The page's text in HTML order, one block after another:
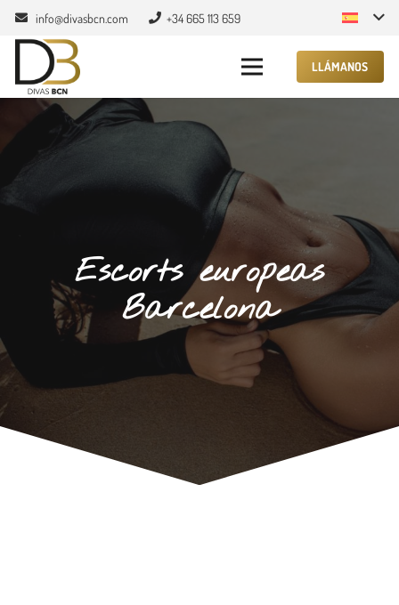
info@divasbcn.com +34 665 113 659
LLÁMANOS
Escorts europeas
Barcelona